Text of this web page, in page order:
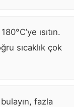
ısıtın.
sıcaklık çok
fazla